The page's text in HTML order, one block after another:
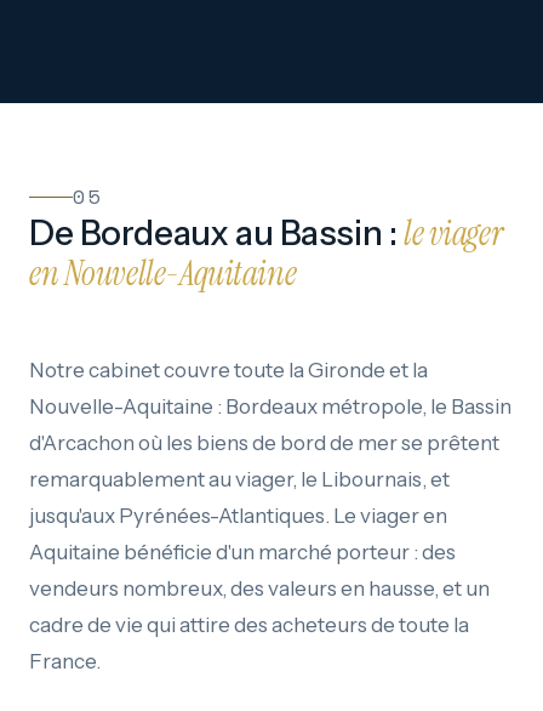
05
De Bordeaux au Bassin : le viager
en Nouvelle-Aquitaine
Notre cabinet couvre toute la Gironde et la
Nouvelle-Aquitaine : Bordeaux métropole, le Bassin
d'Arcachon où les biens de bord de mer se prêtent
remarquablement au viager, le Libournais, et
jusqu'aux Pyrénées-Atlantiques. Le viager en
Aquitaine bénéficie d'un marché porteur : des
vendeurs nombreux, des valeurs en hausse, et un
cadre de vie qui attire des acheteurs de toute la
France.